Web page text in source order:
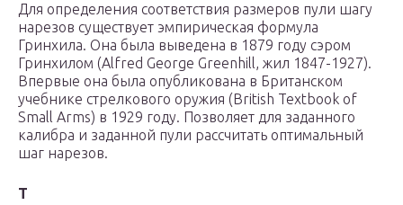
Для определения соответствия размеров пули шагу
нарезов существует эмпирическая формула
Гринхила. Она была выведена в 1879 году сэром
Гринхилом (Alfred George Greenhill, жил 1847-1927).
Впервые она была опубликована в Британском
учебнике стрелкового оружия (British Textbook of
Small Arms) в 1929 году. Позволяет для заданного
калибра и заданной пули рассчитать оптимальный
шаг нарезов.
T